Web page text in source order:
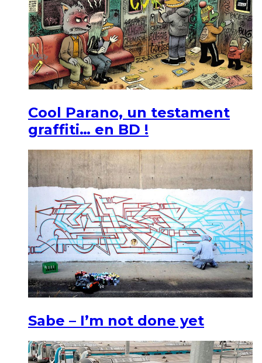
Cool Parano, un testament
graffiti… en BD !
Sabe – I’m not done yet